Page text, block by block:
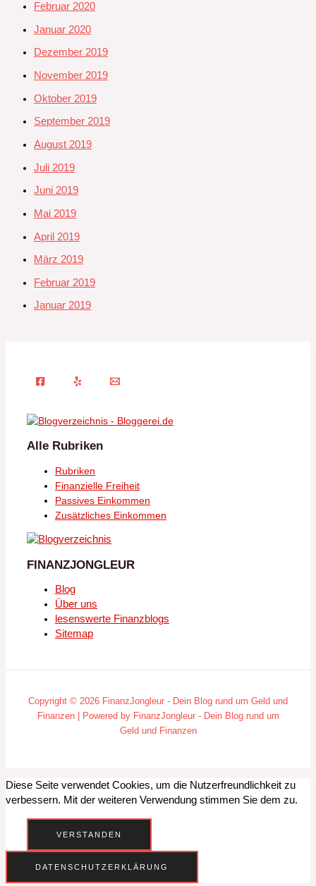
Februar 2020
Januar 2020
Dezember 2019
November 2019
Oktober 2019
September 2019
August 2019
Juli 2019
Juni 2019
Mai 2019
April 2019
März 2019
Februar 2019
Januar 2019
Alle Rubriken
Rubriken
Finanzielle Freiheit
Passives Einkommen
Zusätzliches Einkommen
FINANZJONGLEUR
Blog
Über uns
lesenswerte Finanzblogs
Sitemap
Copyright © 2026 FinanzJongleur - Dein Blog rund um Geld und
Finanzen | Powered by FinanzJongleur - Dein Blog rund um
Geld und Finanzen
Diese Seite verwendet Cookies, um die Nutzerfreundlichkeit zu
verbessern. Mit der weiteren Verwendung stimmen Sie dem zu.
VERSTANDEN
DATENSCHUTZERKLÄRUNG